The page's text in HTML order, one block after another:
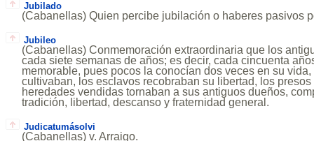
Jubilado
(Cabanellas) Quien percibe jubilación o haberes pasivos
Jubileo
(Cabanellas) Conmemoración extraordinaria que los
cada siete semanas de años; es decir, cada cincuenta
memorable, pues pocos la conocían dos veces en su
cultivaban, los esclavos recobraban su libertad, los
heredades vendidas tornaban a sus antiguos dueños,
tradición, libertad, descanso y fraternidad general.
Judicatumásolvi
(Cabanellas) v. Arraigo.